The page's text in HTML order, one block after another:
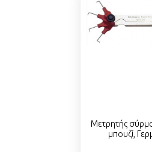
Μετρητής
μπουζί,